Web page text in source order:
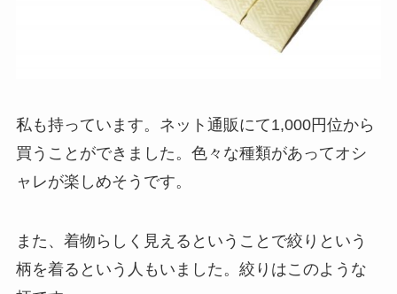
私も持っています。 ネット通販にて1,000円位から
買うことができました。 色々な種類があってオシ
ャレが楽しめそうです。
また、着物らしく見えるということで絞りという
柄を着るという人もいました。 絞りはこのような